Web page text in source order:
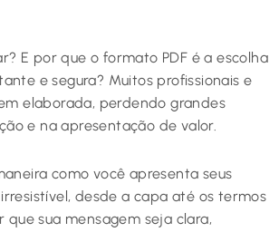
E por que o formato PDF é a escolha
e segura? Muitos profissionais e
elaborada, perdendo grandes
e na apresentação de valor.
como você apresenta seus
desde a capa até os termos
sua mensagem seja clara,